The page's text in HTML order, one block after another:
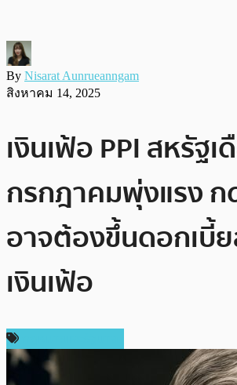
By Nisarat Aunrueanngam
สิงหาคม 14, 2025
เงินเฟ้อ PPI สหรัฐเ
กรกฎาคมพุ่งแรง
อาจต้องขึ้นดอกเบี้
เงินเฟ้อ